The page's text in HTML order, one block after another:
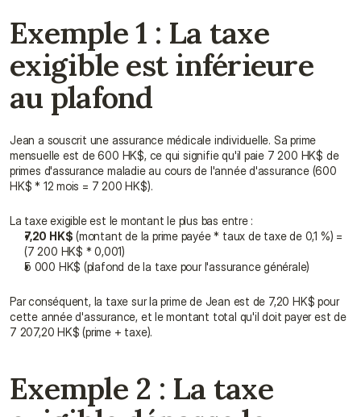
Exemple 1 : La taxe
exigible est inférieure
au plafond
Jean a souscrit une assurance médicale individuelle. Sa prime
mensuelle est de 600 HK$, ce qui signifie qu'il paie 7 200 HK$ de
primes d'assurance maladie au cours de l'année d'assurance (600
HK$ * 12 mois = 7 200 HK$).
La taxe exigible est le montant le plus bas entre :
7,20 HK$ (montant de la prime payée * taux de taxe de 0,1 %) =
(7 200 HK$ * 0,001)
5 000 HK$ (plafond de la taxe pour l'assurance générale)
Par conséquent, la taxe sur la prime de Jean est de 7,20 HK$ pour
cette année d'assurance, et le montant total qu'il doit payer est de
7 207,20 HK$ (prime + taxe).
Exemple 2 : La taxe